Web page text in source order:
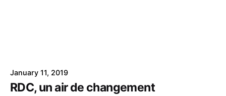
January 11, 2019
RDC, un air de changement